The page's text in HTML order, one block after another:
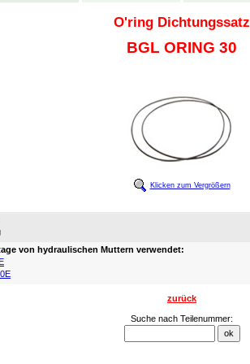
O'ring Dichtungssatz
BGL ORING 30
Klicken zum Vergrößern
von hydraulischen Muttern verwendet:
zurück
Suche nach Teilenummer: